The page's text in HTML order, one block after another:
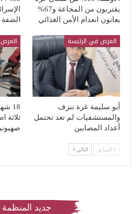
يقتربون من المجاعة و67%
يعانون انعدام الأمن الغذائي
الضفة
العرض في الرئيسة
أبو سليمة غزة تنزف
والمستشفيات لم تعد تحتمل
أعداد المصابين
18
ثلاثة
السابق التالي
جديد المنظمة